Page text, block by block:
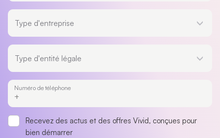
Type d'entreprise
Type d'entité légale
Numéro de téléphone
Recevez des actus et des offres Vivid, conçues pour
bien démarrer